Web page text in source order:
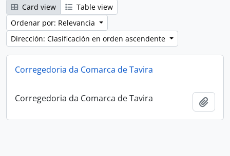
Card view
Table view
Ordenar por: Relevancia
Dirección: Clasificación en orden ascendente
Corregedoria da Comarca de Tavira
Corregedoria da Comarca de Tavira